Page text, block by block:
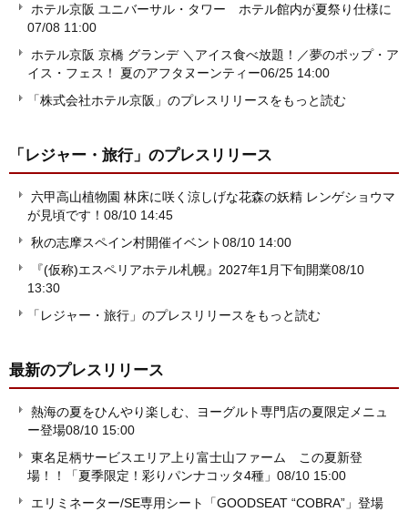
ホテル京阪 ユニバーサル・タワー ホテル館内が夏祭り仕様に
07/08 11:00
ホテル京阪 京橋 グランデ ＼アイス食べ放題！／夢のポップ・ア
イス・フェス！ 夏のアフタヌーンティー06/25 14:00
「株式会社ホテル京阪」のプレスリリースをもっと読む
「レジャー・旅行」 のプレスリリース
六甲高山植物園 林床に咲く涼しげな花森の妖精 レンゲショウマ
が見頃です！ 08/10 14:45
秋の志摩スペイン村開催イベント08/10 14:00
『(仮称)エスペリアホテル札幌』2027年1月下旬開業08/10
13:30
「レジャー・旅行」のプレスリリースをもっと読む
最新のプレスリリース
熱海の夏をひんやり楽しむ、ヨーグルト専門店の夏限定メニュ
ー登場08/10 15:00
東名足柄サービスエリア上り富士山ファーム この夏新登
場！！「夏季限定！彩りパンナコッタ4種」 08/10 15:00
エリミネーター/SE専用シート「GOODSEAT “COBRA”」登場